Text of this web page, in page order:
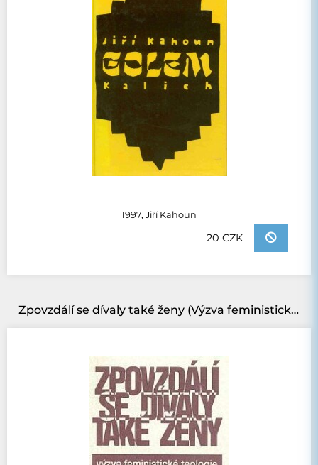
1997, Jiří Kahoun
20 CZK
Zpovzdálí se dívaly také ženy (Výzva feministické teologie)